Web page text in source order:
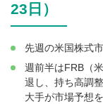
23日）
先週の米国株式
週前半はFRB（
退し、持ち高調
大手が市場予想